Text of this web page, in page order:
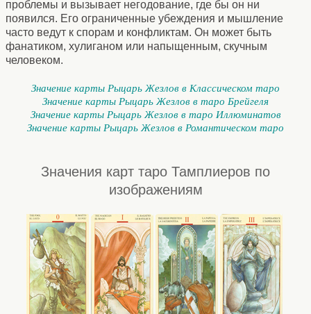
проблемы и вызывает негодование, где бы он ни
появился. Его ограниченные убеждения и мышление
часто ведут к спорам и конфликтам. Он может быть
фанатиком, хулиганом или напыщенным, скучным
человеком.
Значение карты Рыцарь Жезлов в Классическом таро
Значение карты Рыцарь Жезлов в таро Брейгеля
Значение карты Рыцарь Жезлов в таро Иллюминатов
Значение карты Рыцарь Жезлов в Романтическом таро
Значения карт таро Тамплиеров по
изображениям